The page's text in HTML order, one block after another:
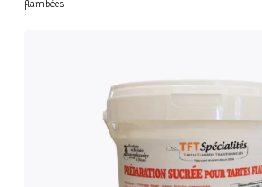
flambées